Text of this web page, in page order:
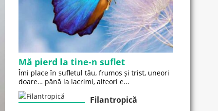
Mă pierd la tine-n suflet
Îmi place în sufletul tău, frumos și trist, uneori
doare… până la lacrimi, alteori e...
Filantropică